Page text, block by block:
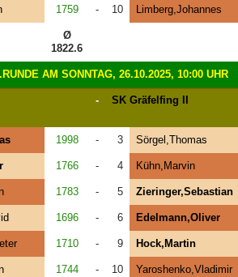
1759 - 10 Limberg,Johannes
Ø
1822.6
AM SONNTAG, 26.10.2025, 10:00 UHR
- SK Gräfelfing II
1998 - 3 Sörgel,Thomas
1766 - 4 Kühn,Marvin
1783 - 5 Zieringer,Sebastian
1696 - 6 Edelmann,Oliver
1710 - 9 Hock,Martin
1744 - 10 Yaroshenko,Vladimir